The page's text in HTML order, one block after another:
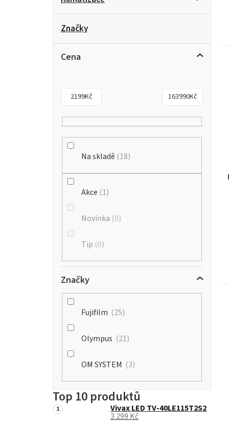
Značky
Cena
2199Kč 163990Kč
Na skladě 18
Akce 1
Novinka 0
Tip 0
Značky
Fujifilm 25
Olympus 21
OM SYSTEM 3
Top 10 produktů
Vivax LED TV-40LE115T2S2
3 299 Kč